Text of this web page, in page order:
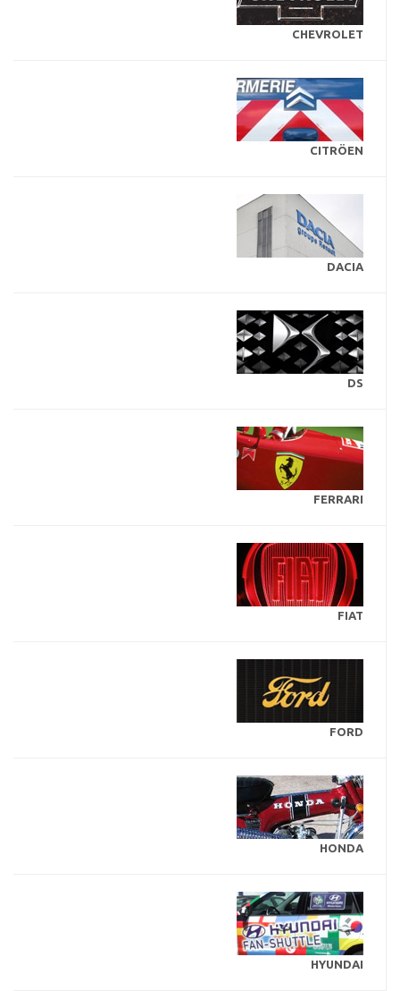
CHEVROLET
CITRÖEN
DACIA
DS
FERRARI
FIAT
FORD
HONDA
HYUNDAI